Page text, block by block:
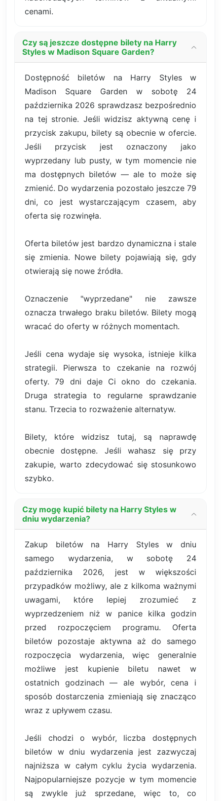
cenami.
Czy są jeszcze dostępne bilety na Harry
Styles w Madison Square Garden?
Dostępność biletów na Harry Styles w
Madison Square Garden w sobotę 24
października 2026 sprawdzasz bezpośrednio
na tej stronie. Jeśli widzisz aktywną cenę i
przycisk zakupu, bilety są obecnie w ofercie.
Jeśli przycisk jest oznaczony jako
wyprzedany lub pusty, w tym momencie nie
ma dostępnych biletów — ale to może się
zmienić. Do wydarzenia pozostało jeszcze 79
dni, co jest wystarczającym czasem, aby
oferta się rozwinęła.
Oferta biletów jest bardzo dynamiczna i stale
się zmienia. Nowe bilety pojawiają się, gdy
otwierają się nowe źródła.
Oznaczenie "wyprzedane" nie zawsze
oznacza trwałego braku biletów. Bilety mogą
wracać do oferty w różnych momentach.
Jeśli cena wydaje się wysoka, istnieje kilka
strategii. Pierwsza to czekanie na rozwój
oferty. 79 dni daje Ci okno do czekania.
Druga strategia to regularne sprawdzanie
stanu. Trzecia to rozważenie alternatyw.
Bilety, które widzisz tutaj, są naprawdę
obecnie dostępne. Jeśli wahasz się przy
zakupie, warto zdecydować się stosunkowo
szybko.
Czy mogę kupić bilety na Harry Styles w
dniu wydarzenia?
Zakup biletów na Harry Styles w dniu
samego wydarzenia, w sobotę 24
października 2026, jest w większości
przypadków możliwy, ale z kilkoma ważnymi
uwagami, które lepiej zrozumieć z
wyprzedzeniem niż w panice kilka godzin
przed rozpoczęciem programu. Oferta
biletów pozostaje aktywna aż do samego
rozpoczęcia wydarzenia, więc generalnie
możliwe jest kupienie biletu nawet w
ostatnich godzinach — ale wybór, cena i
sposób dostarczenia zmieniają się znacząco
wraz z upływem czasu.
Jeśli chodzi o wybór, liczba dostępnych
biletów w dniu wydarzenia jest zazwyczaj
najniższa w całym cyklu życia wydarzenia.
Najpopularniejsze pozycje w tym momencie
są zwykle już sprzedane, więc to, co